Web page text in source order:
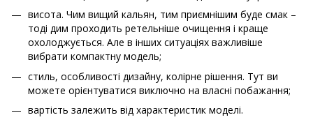
висота. Чим вищий кальян, тим приємнішим буде смак –
тоді дим проходить ретельніше очищення і краще
охолоджується. Але в інших ситуаціях важливіше
вибрати компактну модель;
стиль, особливості дизайну, колірне рішення. Тут ви
можете орієнтуватися виключно на власні побажання;
вартість залежить від характеристик моделі.